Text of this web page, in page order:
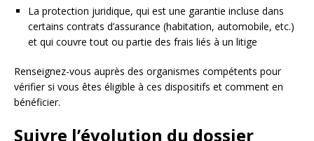
La protection juridique, qui est une garantie incluse dans
certains contrats d’assurance (habitation, automobile, etc.)
et qui couvre tout ou partie des frais liés à un litige
Renseignez-vous auprès des organismes compétents pour
vérifier si vous êtes éligible à ces dispositifs et comment en
bénéficier.
Suivre l’évolution du dossier